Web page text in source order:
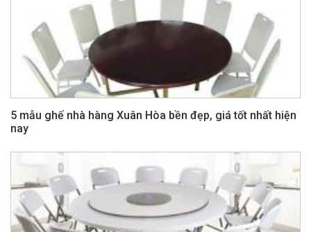
5 mẫu ghế nhà hàng Xuân Hòa bền đẹp, giá tốt nhất hiện
nay